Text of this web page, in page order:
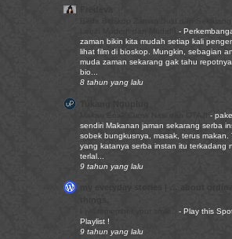
-
zaman bikin kita mudah setiap kali
lihat film di bioskop. Mungkin, sebagian
muda zaman sekarang gak tahu
bio...
8 tahun yang lalu
-
sendiri Makanan jaman sekarang serba
sobek bungkusnya, masak, terus makan.
yang katanya serba instan itu terkadang
terlal...
9 tahun yang lalu
- Play this
Playlist !
9 tahun yang lalu